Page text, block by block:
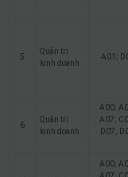
5
Quản trị
kinh doanh
A01;
6
Quản trị
kinh doanh
A00;
A07;
D07;
A00;